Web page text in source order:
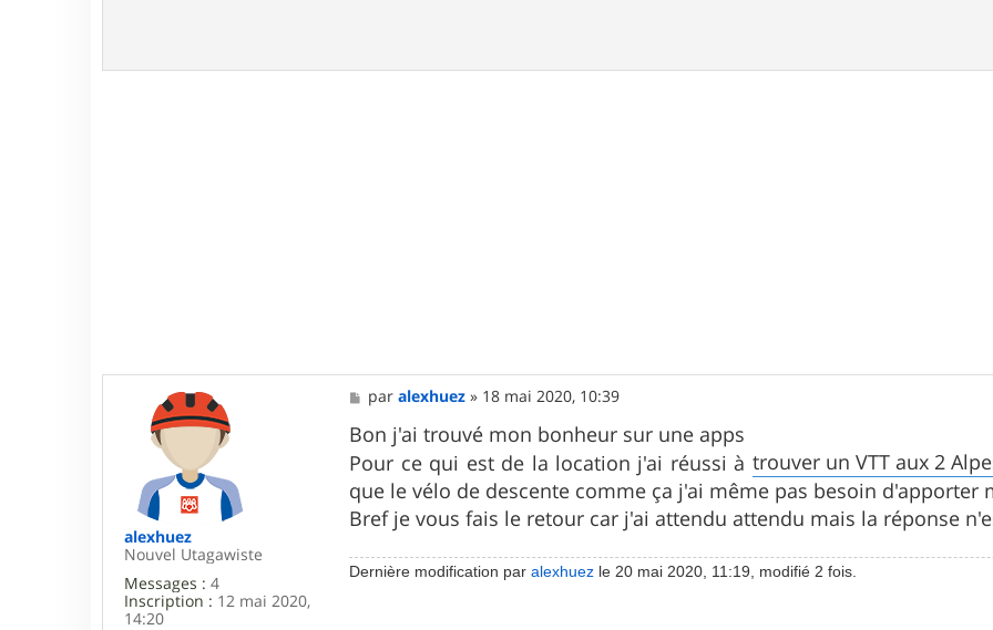
alexhuez
Nouvel Utagawiste
Messages : 4
Inscription : 12 mai 2020,
14:20
M
e
s
s
a
g
e
paralexhuez » 18 mai 2020, 10:39
Bon j'ai trouvé mon bonheur sur une apps
Pour ce qui est de la location j'ai réussi à trouver un VTT aux 2
que le vélo de descente comme ça j'ai même pas besoin d'apporter
Bref je vous fais le retour car j'ai attendu attendu mais la réponse
Dernière modification paralexhuez le 20 mai 2020, 11:19, modifié 2 fois.